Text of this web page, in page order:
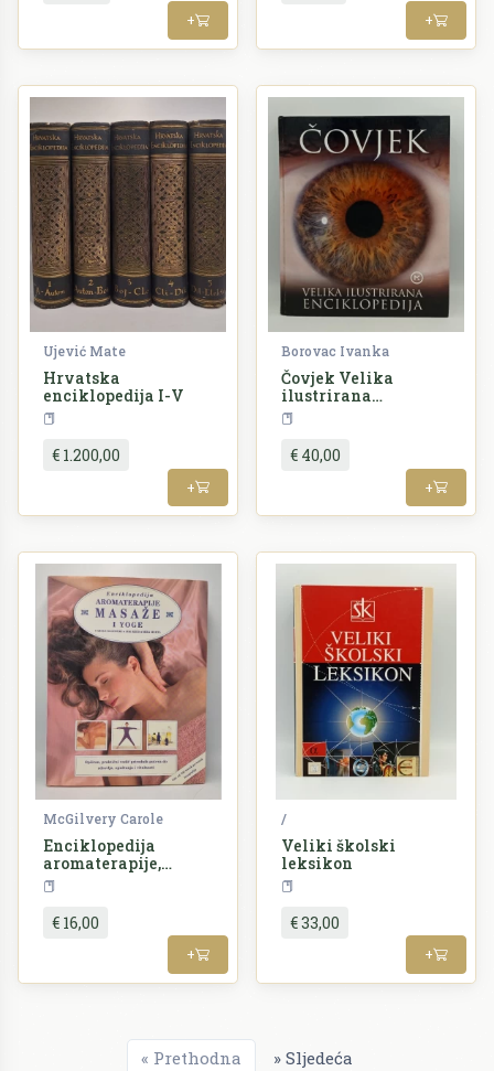
+ +
Ujević Mate
Hrvatska
enciklopedija I-V
€ 1.200,00
+
Borovac Ivanka
Čovjek Velika
ilustrirana
enciklopedija
€ 40,00
+
McGilvery Carole
Enciklopedija
aromaterapije,
masaže i yoge
€ 16,00
+
/
Veliki školski
leksikon
€ 33,00
+
« Prethodna » Sljedeća